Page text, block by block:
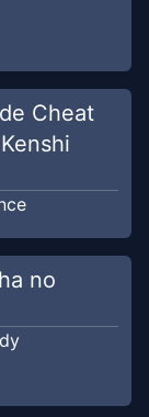
Cheat
no